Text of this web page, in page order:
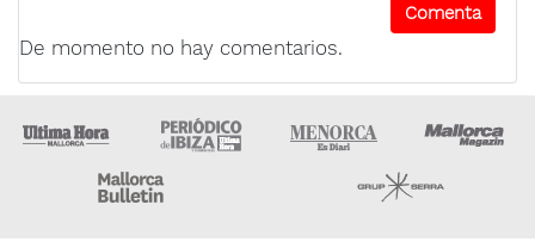
De momento no hay comentarios.
Ultima Hora Ultima hora Ibiza Menorca • Es Diari